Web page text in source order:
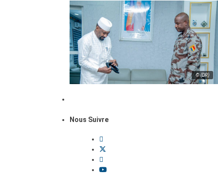
© (DR)
Nous Suivre